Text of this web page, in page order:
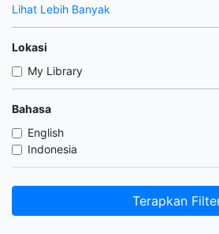
Lihat Lebih Banyak
Lokasi
My Library
Bahasa
English
Indonesia
Terapkan